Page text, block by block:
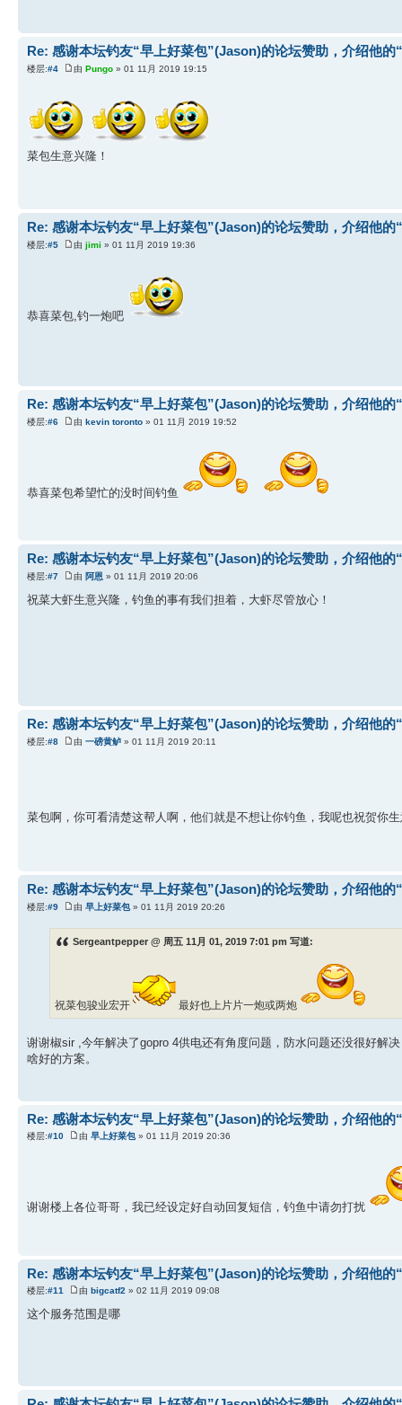
Re: 感谢本坛钓友“早上好菜包”(Jason)的论坛赞助，介绍他
楼层:#4 由 Pungo » 01 11月 2019 19:15
菜包生意兴隆！
Re: 感谢本坛钓友“早上好菜包”(Jason)的论坛赞助，介绍他
楼层:#5 由 jimi » 01 11月 2019 19:36
恭喜菜包,钓一炮吧
Re: 感谢本坛钓友“早上好菜包”(Jason)的论坛赞助，介绍他
楼层:#6 由 kevin toronto » 01 11月 2019 19:52
恭喜菜包希望忙的没时间钓鱼
Re: 感谢本坛钓友“早上好菜包”(Jason)的论坛赞助，介绍他
楼层:#7 由 阿恩 » 01 11月 2019 20:06
祝菜大虾生意兴隆，钓鱼的事有我们担着，大虾尽管放心！
Re: 感谢本坛钓友“早上好菜包”(Jason)的论坛赞助，介绍他
楼层:#8 由 一磅黄鲈 » 01 11月 2019 20:11
菜包啊，你可看清楚这帮人啊，他们就是不想让你钓鱼，我呢也祝贺你
Re: 感谢本坛钓友“早上好菜包”(Jason)的论坛赞助，介绍他
楼层:#9 由 早上好菜包 » 01 11月 2019 20:26
Sergeantpepper @ 周五 11月 01, 2019 7:01 pm 写道:
祝菜包骏业宏开 最好也上片片一炮或两炮
谢谢椒sir ,今年解决了gopro 4供电还有角度问题，防水问题还没很好解
啥好的方案。
Re: 感谢本坛钓友“早上好菜包”(Jason)的论坛赞助，介绍他
楼层:#10 由 早上好菜包 » 01 11月 2019 20:36
谢谢楼上各位哥哥，我已经设定好自动回复短信，钓鱼中请勿打扰
Re: 感谢本坛钓友“早上好菜包”(Jason)的论坛赞助，介绍他
楼层:#11 由 bigcatf2 » 02 11月 2019 09:08
这个服务范围是哪